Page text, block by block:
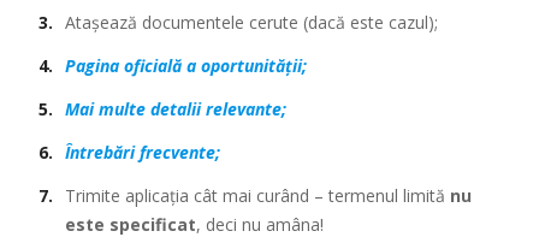
Atașează documentele cerute (dacă este cazul);
Pagina oficială a oportunității;
Mai multe detalii relevante;
Întrebări frecvente;
Trimite aplicația cât mai curând – termenul limită nu
este specificat, deci nu amâna!